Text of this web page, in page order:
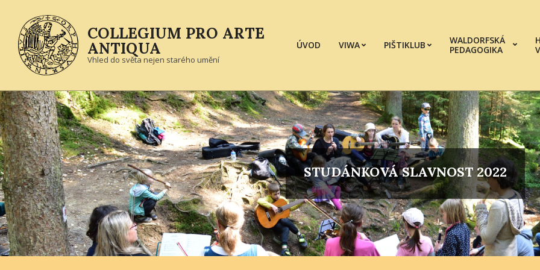
content
COLLEGIUM PRO ARTE
ANTIQUA
Vhled do světa nejen starého umění
ÚVOD VIWA PIŠTIKLUB
WALDORFSKÁ
PEDAGOGIKA
STUDÁNKOVÁ SLAVNOST 2022